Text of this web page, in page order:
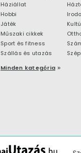
Háziállat
Hobbi
Játék
Műszaki cikkek
Sport és fitness
Szállás és utazás
Minden kategória